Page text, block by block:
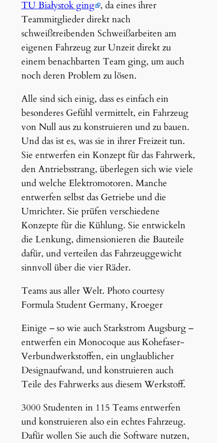
TU Białystok ging , da eines ihrer
Teammitglieder direkt nach
schweißtreibenden Schweißarbeiten am
eigenen Fahrzeug zur Unzeit direkt zu
einem benachbarten Team ging, um auch
noch deren Problem zu lösen.
Alle sind sich einig, dass es einfach ein
besonderes Gefühl vermittelt, ein Fahrzeug
von Null aus zu konstruieren und zu bauen.
Und das ist es, was sie in ihrer Freizeit tun.
Sie entwerfen ein Konzept für das Fahrwerk,
den Antriebsstrang, überlegen sich wie viele
und welche Elektromotoren. Manche
entwerfen selbst das Getriebe und die
Umrichter. Sie prüfen verschiedene
Konzepte für die Kühlung. Sie entwickeln
die Lenkung, dimensionieren die Bauteile
dafür, und verteilen das Fahrzeuggewicht
sinnvoll über die vier Räder.
Teams aus aller Welt. Photo courtesy
Formula Student Germany, Kroeger
Einige – so wie auch Starkstrom Augsburg –
entwerfen ein Monocoque aus Kohefaser-
Verbundwerkstoffen, ein unglaublicher
Designaufwand, und konstruieren auch
Teile des Fahrwerks aus diesem Werkstoff.
3000 Studenten in 115 Teams entwerfen
und konstruieren also ein echtes Fahrzeug.
Dafür wollen Sie auch die Software nutzen,